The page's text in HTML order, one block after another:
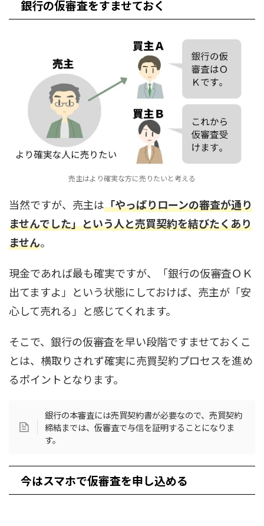
銀行の仮審査をすませておく
売主はより確実な方に売りたいと考える
当然ですが、売主は「やっぱりローンの審査が通り
ませんでした」という人と売買契約を結びたくあり
ません。
現金であれば最も確実ですが、「銀行の仮審査ＯＫ
出てますよ」という状態にしておけば、売主が「安
心して売れる」と感じてくれます。
そこで、銀行の仮審査を早い段階ですませておくこ
とは、横取りされず確実に売買契約プロセスを進め
るポイントとなります。
銀行の本審査には売買契約書が必要なので、売買契約
締結までは、仮審査で与信を証明することになりま
す。
今はスマホで仮審査を申し込める